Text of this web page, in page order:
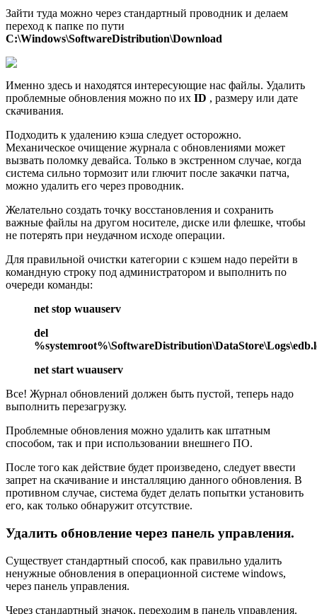
Зайти туда можно через стандартный проводник и делаем
переход к папке по пути
С:\Windows\SoftwareDistribution\Download
Именно здесь и находятся интересующие нас файлы. Удалить
проблемные обновления можно по их ID , размеру или дате
скачивания.
Подходить к удалению кэша следует осторожно.
Механическое очищение журнала с обновлениями может
вызвать поломку девайса. Только в экстренном случае, когда
система сильно тормозит или глючит после закачки патча,
можно удалить его через проводник.
Желательно создать точку восстановления и сохранить
важные файлы на другом носителе, диске или флешке, чтобы
не потерять при неудачном исходе операции.
Для правильной очистки категории с кэшем надо перейти в
командную строку под администратором и выполнить по
очереди команды:
net stop wuauserv
del
net start wuauserv
Все! Журнал обновлений должен быть пустой, теперь надо
выполнить перезагрузку.
Проблемные обновления можно удалить как штатным
способом, так и при использовании внешнего ПО.
После того как действие будет произведено, следует ввести
запрет на скачивание и инсталляцию данного обновления. В
противном случае, система будет делать попытки установить
его, как только обнаружит отсутствие.
Удалить обновление через панель управления.
Существует стандартный способ, как правильно удалить
ненужные обновления в операционной системе windows,
через панель управления.
Через стандартный значок, переходим в панель управления.